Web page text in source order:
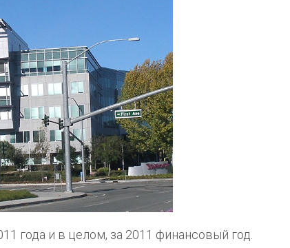
года и в целом, за 2011 финансовый год.